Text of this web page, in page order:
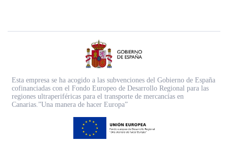
Esta empresa se ha acogido a las subvenciones del Gobierno de España
cofinanciadas con el Fondo Europeo de Desarrollo Regional para las
regiones ultraperiféricas para el transporte de mercancías en
Canarias.”Una manera de hacer Europa”